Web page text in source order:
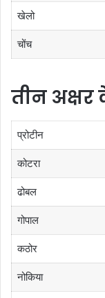
खेलो
चोंच
तीन अक्षर
प्रोटीन
कोटरा
ढोबल
गोपाल
कठोर
नोकिया